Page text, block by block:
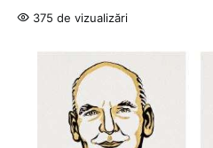
375 de vizualizări